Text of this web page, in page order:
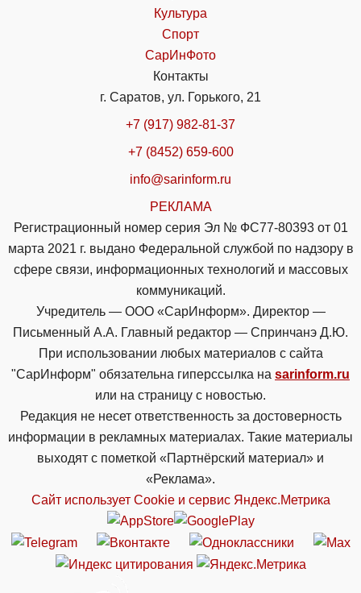
Культура
Спорт
СарИнФото
Контакты
г. Саратов, ул. Горького, 21
+7 (917) 982-81-37
+7 (8452) 659-600
info@sarinform.ru
РЕКЛАМА
Регистрационный номер серия Эл № ФС77-80393 от 01
марта 2021 г. выдано Федеральной службой по надзору в
сфере связи, информационных технологий и массовых
коммуникаций.
Учредитель — ООО «СарИнформ». Директор —
Письменный А.А. Главный редактор — Спринчанэ Д.Ю.
При использовании любых материалов с сайта
"СарИнформ" обязательна гиперссылка на sarinform.ru
или на страницу с новостью.
Редакция не несет ответственность за достоверность
информации в рекламных материалах. Такие материалы
выходят с пометкой «Партнёрский материал» и
«Реклама».
Сайт использует Cookie и сервиc Яндекс.Метрика